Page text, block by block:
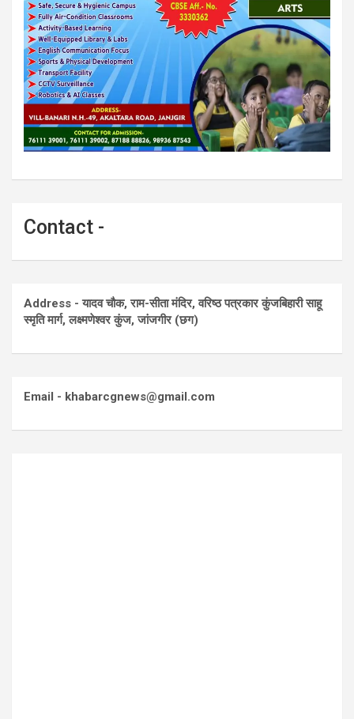
Contact -
Address - यादव चौक, राम-सीता मंदिर, वरिष्ठ पत्रकार कुंजबिहारी साहू
स्मृति मार्ग, लक्ष्मणेश्वर कुंज, जांजगीर (छग)
Email - khabarcgnews@gmail.com